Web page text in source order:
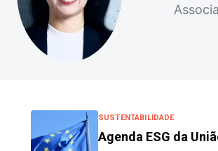
SUSTENTABILIDADE
Agenda ESG da